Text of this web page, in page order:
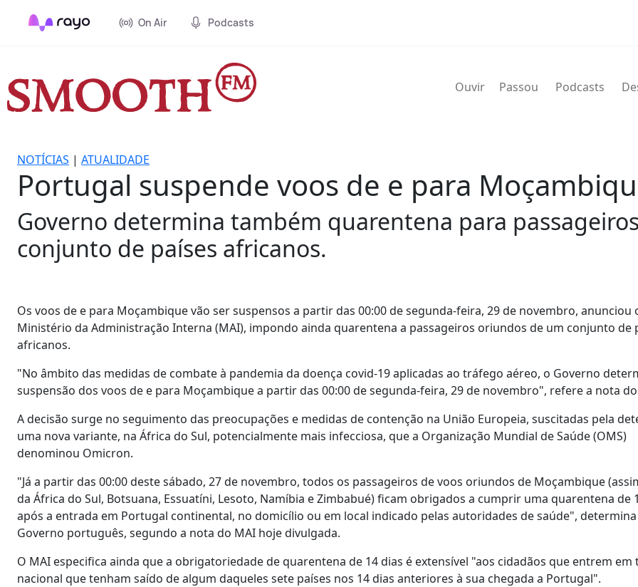
On Air Podcasts
Ouvir Passou Podcasts
NOTÍCIAS | ATUALIDADE
Portugal suspende voos de e para
Governo determina também quarentena para
conjunto de países africanos.
Os voos de e para Moçambique vão ser suspensos a partir das 00:00 de segunda-feira, 29 de novembro, anunciou
Ministério da Administração Interna (MAI), impondo ainda quarentena a passageiros oriundos de um conjunto de
africanos.
"No âmbito das medidas de combate à pandemia da doença covid-19 aplicadas ao tráfego aéreo, o Governo
suspensão dos voos de e para Moçambique a partir das 00:00 de segunda-feira, 29 de novembro", refere a nota
A decisão surge no seguimento das preocupações e medidas de contenção na União Europeia, suscitadas pela
uma nova variante, na África do Sul, potencialmente mais infecciosa, que a Organização Mundial de Saúde (OMS)
denominou Omicron.
"Já a partir das 00:00 deste sábado, 27 de novembro, todos os passageiros de voos oriundos de Moçambique
da África do Sul, Botsuana, Essuatíni, Lesoto, Namíbia e Zimbabué) ficam obrigados a cumprir uma quarentena de
após a entrada em Portugal continental, no domicílio ou em local indicado pelas autoridades de saúde",
Governo português, segundo a nota do MAI hoje divulgada.
O MAI especifica ainda que a obrigatoriedade de quarentena de 14 dias é extensível "aos cidadãos que entrem
nacional que tenham saído de algum daqueles sete países nos 14 dias anteriores à sua chegada a Portugal".